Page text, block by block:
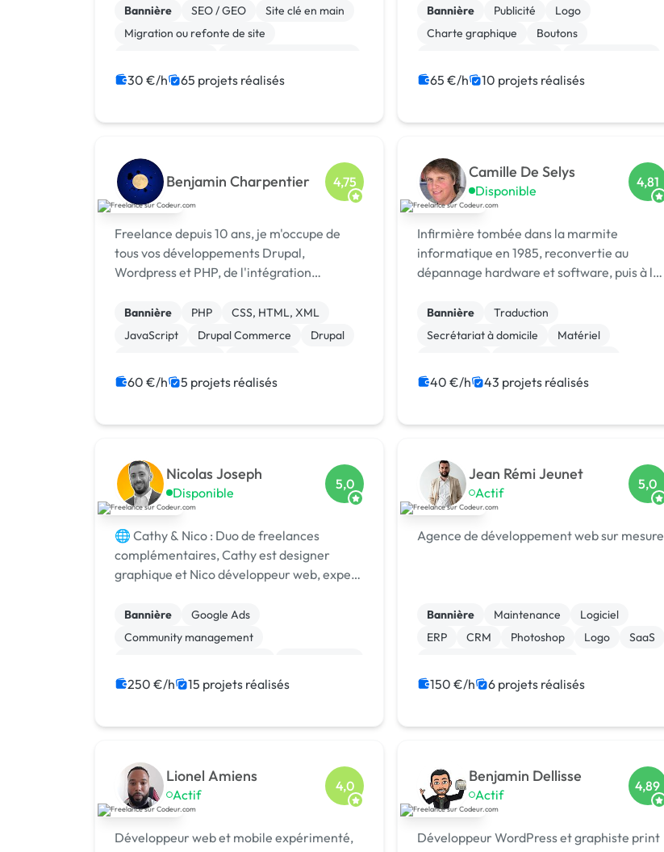
Bannière SEO / GEO
Site clé en main
Migration ou refonte de site
WooCommerce
Système de paiement
30 €/h 65 projets réalisés
développement sur mesure.
Bannière Publicité
Logo
Charte graphique
Boutons
SaaS
Modules et composants
65 €/h 10 projets réalisés
Benjamin Charpentier 4,75
Freelance depuis 10 ans, je m'occupe de
tous vos développements Drupal,
Wordpress et PHP, de l'intégration
JavaScript / jQuery), ainsi que de
l'optimisation de votre site pour les
Bannière PHP
CSS, HTML, XML
JavaScript
Drupal Commerce
Drupal
Création de site internet
Rédaction
60 €/h 5 projets réalisés
Camille De Selys
Disponible
4,81
Infirmière tombée dans la marmite
informatique en 1985, reconvertie au
dépannage hardware et software, puis à la
Bannière
Traduction
Secrétariat à domicile
Matériel
Photo
Logo
Site clé en main
40 €/h 43 projets réalisés
Nicolas Joseph
Disponible
5,0
🌐 Cathy & Nico : Duo de freelances
complémentaires, Cathy est designer
graphique et Nico développeur web, expert
Bannière
Google Ads
Community management
WooCommerce
Stripe
Shopify
Print (flyer, plaquette, affiche...)
250 €/h 15 projets réalisés
Jean Rémi Jeunet
Actif
5,0
Agence de développement web sur mesure
Bannière Maintenance
Logiciel
ERP
CRM Photoshop Logo
SaaS
Gestion site web
150 €/h 6 projets réalisés
Lionel Amiens
Actif
4,0
Développeur web et mobile expérimenté,
Benjamin Dellisse
Actif
4,89
Développeur WordPress et graphiste print